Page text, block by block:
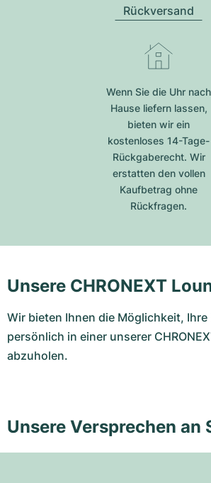
Rückversand
Wenn Sie die Uhr nach
Hause liefern lassen,
bieten wir ein
kostenloses 14-Tage-
Rückgaberecht. Wir
erstatten den vollen
Kaufbetrag ohne
Rückfragen.
Unsere CHRONEXT
Wir bieten Ihnen die Möglichkeit, Ihre
persönlich in einer unserer
abzuholen.
Unsere Versprechen an